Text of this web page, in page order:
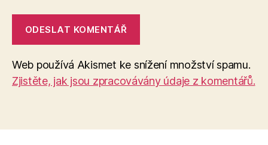
Web používá Akismet ke snížení množství spamu.
Zjistěte, jak jsou zpracovávány údaje z komentářů.